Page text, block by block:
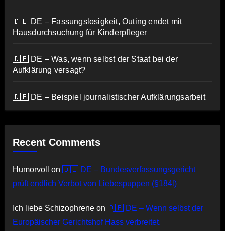
🇩🇪 DE – Fassungslosigkeit, Outing endet mit
Hausdurchsuchung für Kinderpfleger
🇩🇪 DE – Was, wenn selbst der Staat bei der
Aufklärung versagt?
🇩🇪 DE – Beispiel journalistischer Aufklärungsarbeit
Recent Comments
Humorvoll on 🇩🇪 DE – Bundesverfassungsgericht
prüft endlich Verbot von Liebespuppen (§184l)
Ich liebe Schizophreneon 🇩🇪 DE – Wenn selbst der
Europäischer Gerichtshof Hass verbreitet.